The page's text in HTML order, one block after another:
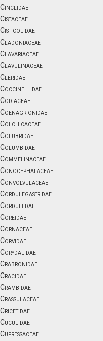
Cinclidae
Cistaceae
Cisticolidae
Cladoniaceae
Clavariaceae
Clavulinaceae
Cleridae
Coccinellidae
Codiaceae
Coenagrionidae
Colchicaceae
Colubridae
Columbidae
Commelinaceae
Conocephalaceae
Convolvulaceae
Cordulegastridae
Corduliidae
Coreidae
Cornaceae
Corvidae
Corydalidae
Crabronidae
Cracidae
Crambidae
Crassulaceae
Cricetidae
Cuculidae
Cupressaceae